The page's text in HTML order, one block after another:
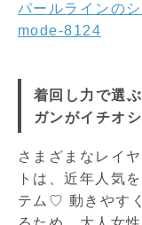
パールラインの
mode-8124
着回し力で選
ガンがイチオ
さまざまなレイ
トは、近年人気
テム♡ 動きやす